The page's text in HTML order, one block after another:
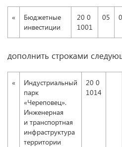
«
Бюджетные
инвестиции
20 0
1001
05
дополнить строками
«
Индустриальный
парк
«Череповец».
Инженерная
и транспортная
инфраструктура
территории
20 0
1014